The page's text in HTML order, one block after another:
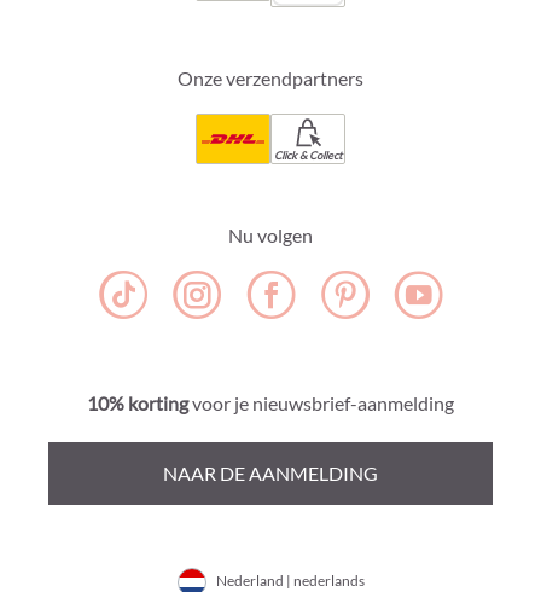
Onze verzendpartners
Click & Collect
Nu volgen
10% kortingvoor je nieuwsbrief-aanmelding
NAAR DE AANMELDING
Nederland | nederlands